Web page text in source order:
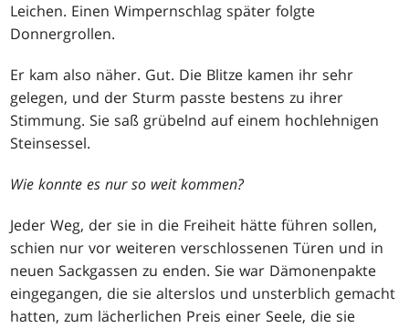
Leichen. Einen Wimpernschlag später folgte
Donnergrollen.
Er kam also näher. Gut. Die Blitze kamen ihr sehr
gelegen, und der Sturm passte bestens zu ihrer
Stimmung. Sie saß grübelnd auf einem hochlehnigen
Steinsessel.
Wie konnte es nur so weit kommen?
Jeder Weg, der sie in die Freiheit hätte führen sollen,
schien nur vor weiteren verschlossenen Türen und in
neuen Sackgassen zu enden. Sie war Dämonenpakte
eingegangen, die sie alterslos und unsterblich gemacht
hatten, zum lächerlichen Preis einer Seele, die sie